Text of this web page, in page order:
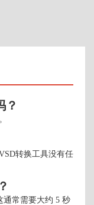
？
转换工具没有任
通常需要大约 5 秒